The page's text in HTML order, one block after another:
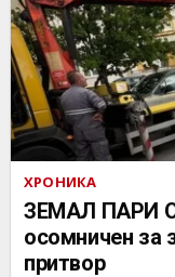
ХРОНИКА
ЗЕМАЛ ПАРИ
осомничен за
притвор